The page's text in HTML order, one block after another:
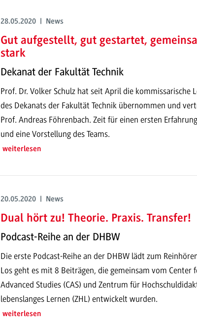
28.05.2020 | News
Gut aufgestellt, gut gestartet,
stark
Dekanat der Fakultät Technik
Prof. Dr. Volker Schulz hat seit April die kommissarische
des Dekanats der Fakultät Technik übernommen und
Prof. Andreas Föhrenbach. Zeit für einen ersten
und eine Vorstellung des Teams.
weiterlesen
20.05.2020 | News
Dual hört zu! Theorie. Praxis. Transfer!
Podcast-Reihe an der DHBW
Die erste Podcast-Reihe an der DHBW lädt zum
Los geht es mit 8 Beiträgen, die gemeinsam vom Center
Advanced Studies (CAS) und Zentrum für
lebenslanges Lernen (ZHL) entwickelt wurden.
weiterlesen